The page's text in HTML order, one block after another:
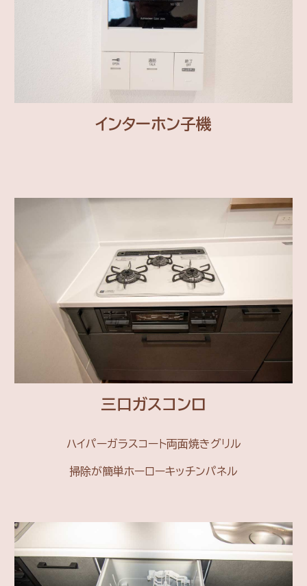
インターホン子機
三口ガスコンロ
ハイパーガラスコート両面焼きグリル
掃除が簡単ホーローキッチンパネル